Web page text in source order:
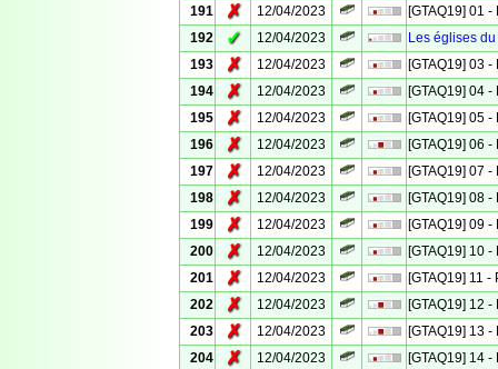
191
✗ 12/04/2023
[GTAQ19] 01
192
✓ 12/04/2023
Les églises
193
✗ 12/04/2023
[GTAQ19] 03
194
✗ 12/04/2023
[GTAQ19] 04
195
✗ 12/04/2023
[GTAQ19] 05
196
✗ 12/04/2023
[GTAQ19] 06
197
✗ 12/04/2023
[GTAQ19] 07
198
✗ 12/04/2023
[GTAQ19] 08
199
✗ 12/04/2023
[GTAQ19] 09
200
✗ 12/04/2023
[GTAQ19] 10
201
✗ 12/04/2023
[GTAQ19] 11
202
✗ 12/04/2023
[GTAQ19] 12
203
✗ 12/04/2023
[GTAQ19] 13
204
✗ 12/04/2023
[GTAQ19] 14